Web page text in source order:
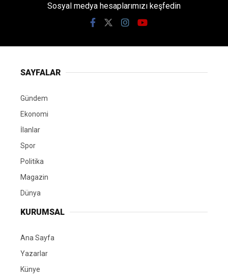
Sosyal medya hesaplarımızı keşfedin
SAYFALAR
Gündem
Ekonomi
İlanlar
Spor
Politika
Magazin
Dünya
KURUMSAL
Ana Sayfa
Yazarlar
Künye